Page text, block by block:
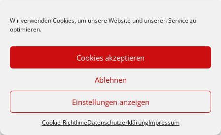
Wir verwenden Cookies, um unsere Website und unseren Service zu
optimieren.
Cookies akzeptieren
Ablehnen
Einstellungen anzeigen
Cookie-RichtlinieDatenschutzerklärungImpressum
© Werbeagentur nastyle - Impressum
Zeppelinstr. 30/1, 70806 Kornwestheim (Germany), Telefon
07154 / 185961
der Seite stimmst du der
Verwendung von Cookies
zu.Datenschutzerklärung
Akzeptieren